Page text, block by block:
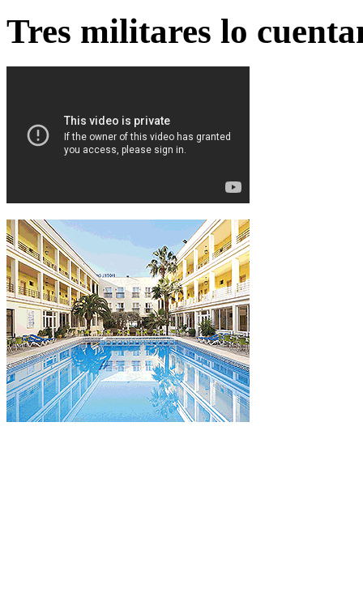
Tres militares lo